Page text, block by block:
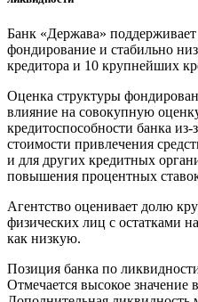
Банк «Держава»
фондирование и стабильно
кредитора и 10 крупнейших
Оценка структуры
влияние на совокупную
кредитоспособности банка из-
стоимости привлечения
и для других кредитных
повышения процентных
Агентство оценивает долю
физических лиц с остатками
как низкую.
Позиция банка по
Отмечается высокое значение